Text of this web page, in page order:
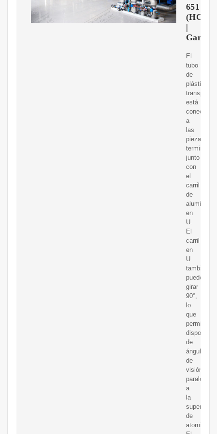
651
(HCL.)
|
Ganter
El
tubo
de
plástico
está
conectado
a
las
piezas
terminales
junto
con
el
carril
de
aluminio
en
U.
El
carril
en
U
también
puede
girar
90°,
lo
que
permite
disponer
de
ángulo
de
visión
paralelo
a
la
superficie
de
atornillado.